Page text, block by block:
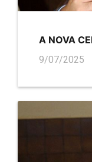
A NOVA
9/07/2025